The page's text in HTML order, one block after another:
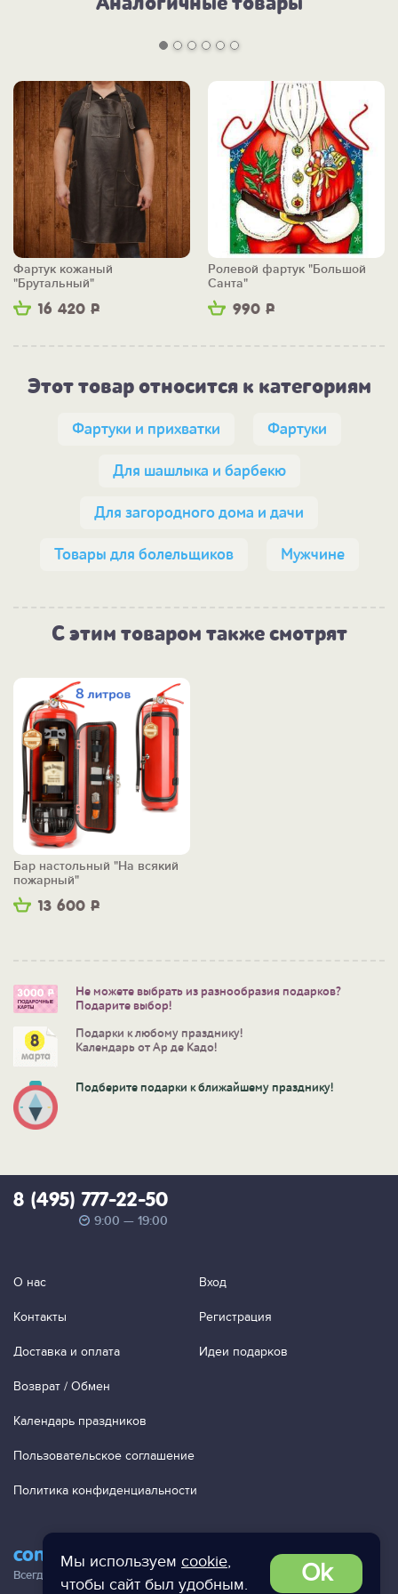
Мы используем cookie,
чтобы сайт был удобным.
Ok
16 420 Р
Фартук кожаный
"Брутальный"
990 Р
Ролевой фартук "Большой
Санта"
Этот товар относится к категориям
Фартуки и прихватки Фартуки
Для шашлыка и барбекю
Для загородного дома и дачи
Товары для болельщиков Мужчине
С этим товаром также смотрят
13 600 Р
Бар настольный "На всякий
пожарный"
Не можете выбрать из разнообразия подарков?
Подарите выбор!
Подарки к любому празднику!
Календарь от Ар де Кадо!
Подберите подарки к ближайшему празднику!
contact@ac-studio.ru
Всегда отвечаем на ваши письма!
8 (495) 777-22-50
9:00 — 19:00
О нас
Контакты
Доставка и оплата
Возврат / Обмен
Календарь праздников
Пользовательское соглашение
Политика конфиденциальности
Вход
Регистрация
Идеи подарков